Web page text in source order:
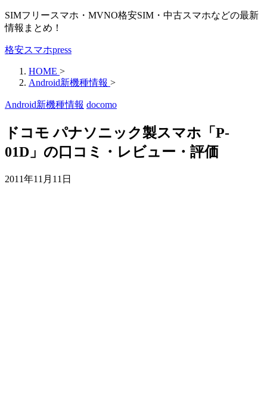
SIMフリースマホ・MVNO格安SIM・中古スマホなどの最新
情報まとめ！
格安スマホpress
HOME >
Android新機種情報 >
Android新機種情報 docomo
ドコモ パナソニック製スマホ「P-
01D」の口コミ・レビュー・評価
2011年11月11日